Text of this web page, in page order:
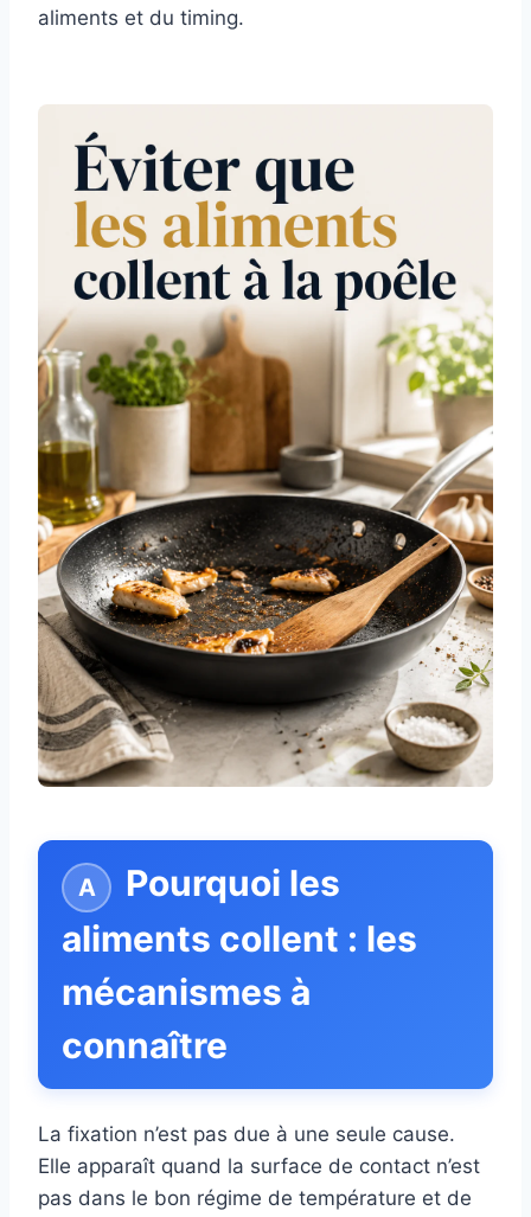
aliments et du timing.
Pourquoi les
aliments collent : les
mécanismes à
connaître
La fixation n’est pas due à une seule cause.
Elle apparaît quand la surface de contact n’est
pas dans le bon régime de température et de